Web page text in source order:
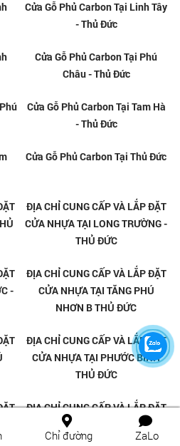
Thủ Đức
Nhơn Thủ Đức
Cửa Gỗ Phủ Carbon Tại Linh
Chỉ đường ZaLo